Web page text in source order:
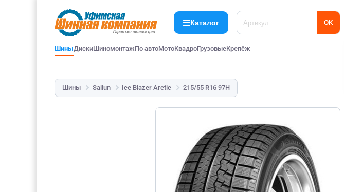
Каталог OK
ШиныДискиШиномонтажПо автоМотоКвадроГрузовыеКрепёж
Шины Sailun Ice Blazer Arctic 215/55 R16 97H